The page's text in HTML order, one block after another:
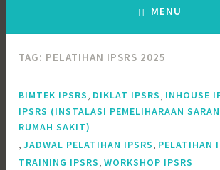
MENU
TAG: PELATIHAN IPSRS 2025
BIMTEK IPSRS, DIKLAT IPSRS, INHOUSE
IPSRS (INSTALASI PEMELIHARAAN
RUMAH SAKIT)
,JADWAL PELATIHAN IPSRS, PELATIHAN
TRAINING IPSRS,WORKSHOP IPSRS